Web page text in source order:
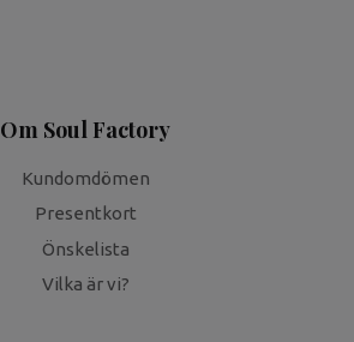
Om Soul Factory
Kundomdömen
Presentkort
Önskelista
Vilka är vi?